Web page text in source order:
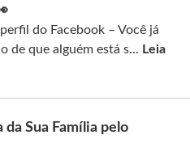
do Facebook – Você já
de que alguém está s... Leia
Sua Família pelo